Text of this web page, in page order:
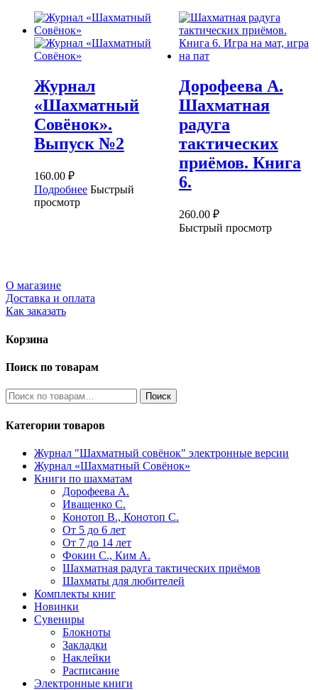
Журнал
«Шахматный
Совёнок».
Выпуск №2
160.00 ₽
Подробнее Быстрый
просмотр
Дорофеева А.
Шахматная
радуга
тактических
приёмов. Книга
6.
260.00 ₽
Быстрый просмотр
О магазине
Доставка и оплата
Как заказать
Корзина
Поиск по товарам
Искать: Поиск
Категории товаров
Журнал "Шахматный совёнок" электронные версии
Журнал «Шахматный Совёнок»
Книги по шахматам
Дорофеева А.
Иващенко С.
Конотоп В., Конотоп С.
От 5 до 6 лет
От 7 до 14 лет
Фокин С., Ким А.
Шахматная радуга тактических приёмов
Шахматы для любителей
Комплекты книг
Новинки
Сувениры
Блокноты
Закладки
Наклейки
Расписание
Электронные книги